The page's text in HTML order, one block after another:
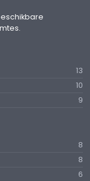
13
10
9
8
8
6